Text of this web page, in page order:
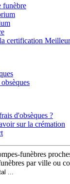
funèbre
certification
d'obsèques ?
sur la crémation
funèbres
par ville ou